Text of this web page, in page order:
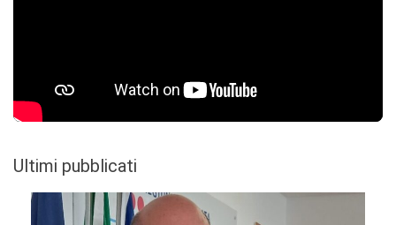
Ultimi pubblicati